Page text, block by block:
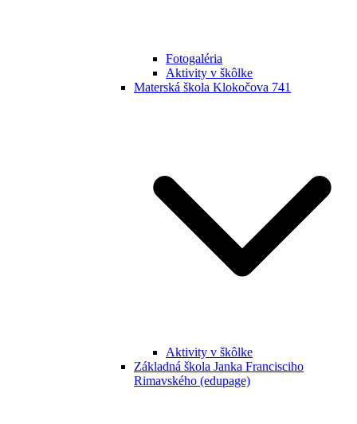
Fotogaléria
Aktivity v škôlke
Materská škola Klokočova 741
Aktivity v škôlke
Základná škola Janka Francisciho
Rimavského (edupage)